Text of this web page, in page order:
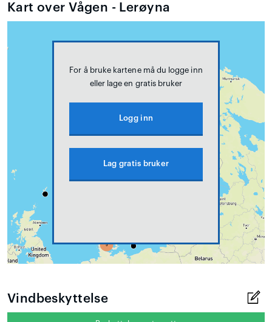
Kart over Vågen - Lerøyna
For å bruke kartene må du logge inn
eller lage en gratis bruker
Logg inn
Lag gratis bruker
Vindbeskyttelse